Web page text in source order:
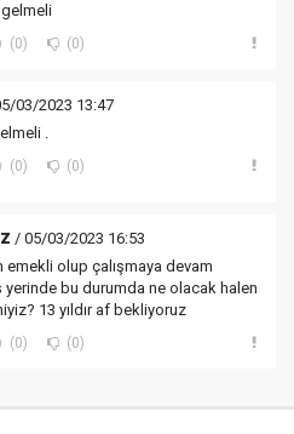
gelmeli
(0) (0)
03/2023 13:47
.
(0) (0)
/ 05/03/2023 16:53
emekli olup çalışmaya devam
yerinde bu durumda ne olacak halen
13 yıldır af bekliyoruz
(0) (0)